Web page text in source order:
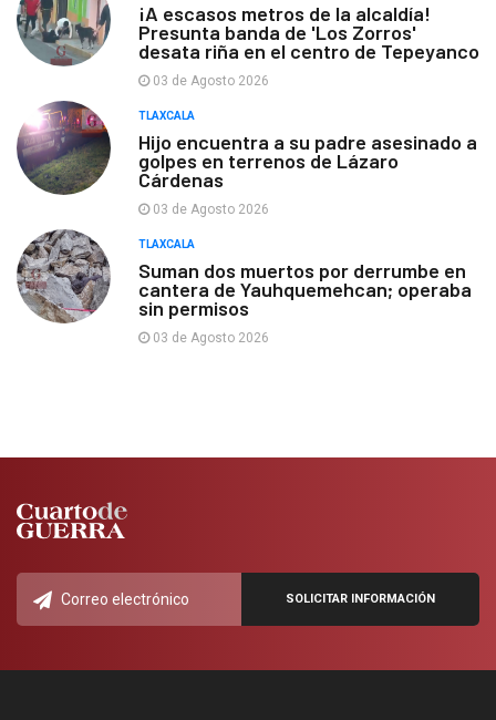
¡A escasos metros de la alcaldía!
Presunta banda de 'Los Zorros'
desata riña en el centro de Tepeyanco
03 de Agosto 2026
TLAXCALA
Hijo encuentra a su padre asesinado a
golpes en terrenos de Lázaro
Cárdenas
03 de Agosto 2026
TLAXCALA
Suman dos muertos por derrumbe en
cantera de Yauhquemehcan; operaba
sin permisos
03 de Agosto 2026